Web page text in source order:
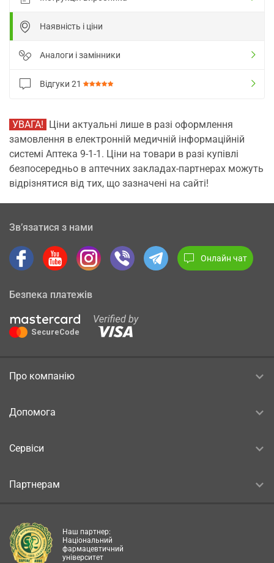
Наявність і ціни
Аналоги і замінники
Відгуки 21
УВАГА! Ціни актуальні лише в разі оформлення
замовлення в електронній медичній інформаційній
системі Аптека 9-1-1. Ціни на товари в разі купівлі
безпосередньо в аптечних закладах-партнерах можуть
відрізнятися від тих, що зазначені на сайті!
Зв’язатися з нами
Онлайн чат
Безпека платежів
Про компанію
Допомога
Сервіси
Партнерам
Наш партнер:
Національний
фармацевтичний
університет